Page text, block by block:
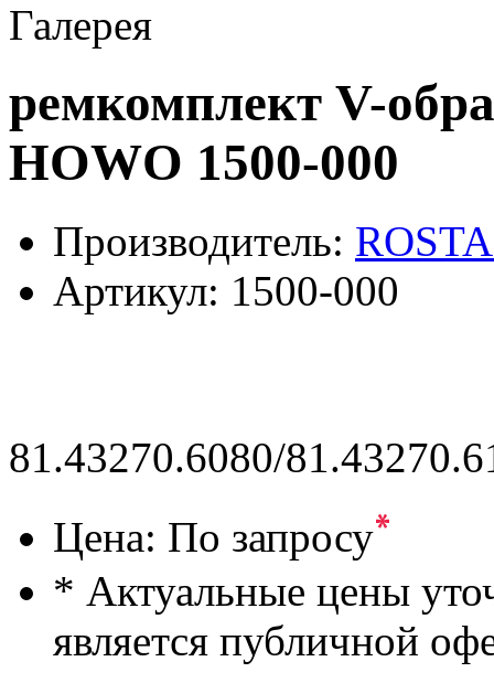
Галерея
ремкомплект V-
HOWO 1500-000
Производитель:
Артикул: 1500-000
81.43270.6080/
Цена: По запросу*
* Актуальные цены
является публичной